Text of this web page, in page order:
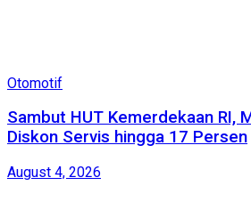
Otomotif
Sambut HUT Kemerdekaan RI,
Diskon Servis hingga 17 Persen
August 4, 2026